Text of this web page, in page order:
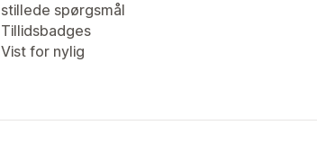
stillede spørgsmål
Tillidsbadges
Vist for nylig